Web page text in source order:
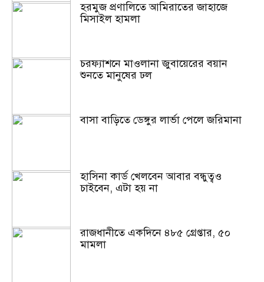
হরমুজ প্রণালিতে আমিরাতের জাহাজে
মিসাইল হামলা
চরফ্যাশনে মাওলানা জুবায়েরের বয়ান
শুনতে মানুষের ঢল
বাসা বাড়িতে ডেঙ্গুর লার্ভা পেলে জরিমানা
হাসিনা কার্ড খেলবেন আবার বন্ধুত্বও
চাইবেন, এটা হয় না
রাজধানীতে একদিনে ৪৮৫ গ্রেপ্তার, ৫০
মামলা